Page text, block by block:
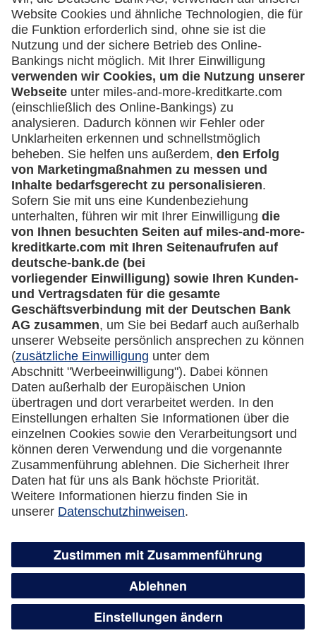
Service
Häufige Fragen
Downloadcenter
Kontakt
Mehr
Kreditkarten-Banking
miles-and-more.com
lufthansa.com
Rechtliches
Impressum
Datenschutz
Cookie Einstellungen
Vertrag widerrufen
(z.B. e.K., Personengesellschaft (inkl. GbR),
GmbH)